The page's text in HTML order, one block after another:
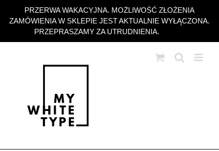
PRZERWA WAKACYJNA. MOŻLIWOŚĆ ZŁOŻENIA
ZAMÓWIENIA W SKLEPIE JEST AKTUALNIE WYŁĄCZONA.
PRZEPRASZAMY ZA UTRUDNIENIA.
zawartości